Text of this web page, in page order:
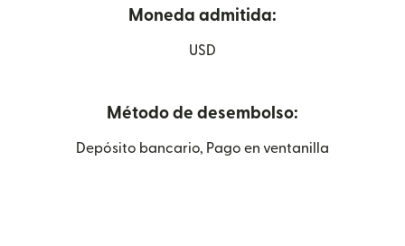
Moneda admitida:
USD
Método de desembolso:
Depósito bancario, Pago en ventanilla